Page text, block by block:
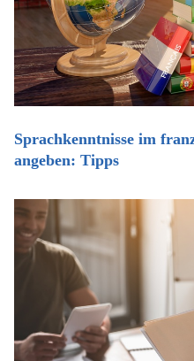
Sprachkenntnisse im
angeben: Tipps